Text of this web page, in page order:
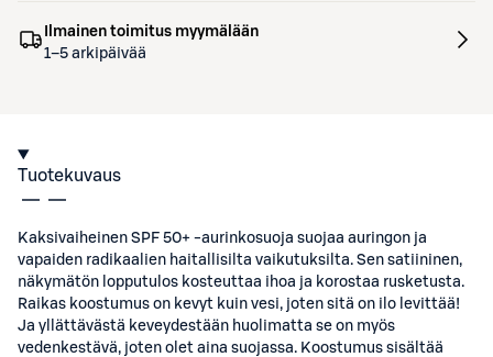
Ilmainen toimitus myymälään
1–5 arkipäivää
Tuotekuvaus
Kaksivaiheinen SPF 50+ -aurinkosuoja suojaa auringon ja
vapaiden radikaalien haitallisilta vaikutuksilta. Sen satiininen,
näkymätön lopputulos kosteuttaa ihoa ja korostaa rusketusta.
Raikas koostumus on kevyt kuin vesi, joten sitä on ilo levittää!
Ja yllättävästä keveydestään huolimatta se on myös
vedenkestävä, joten olet aina suojassa. Koostumus sisältää